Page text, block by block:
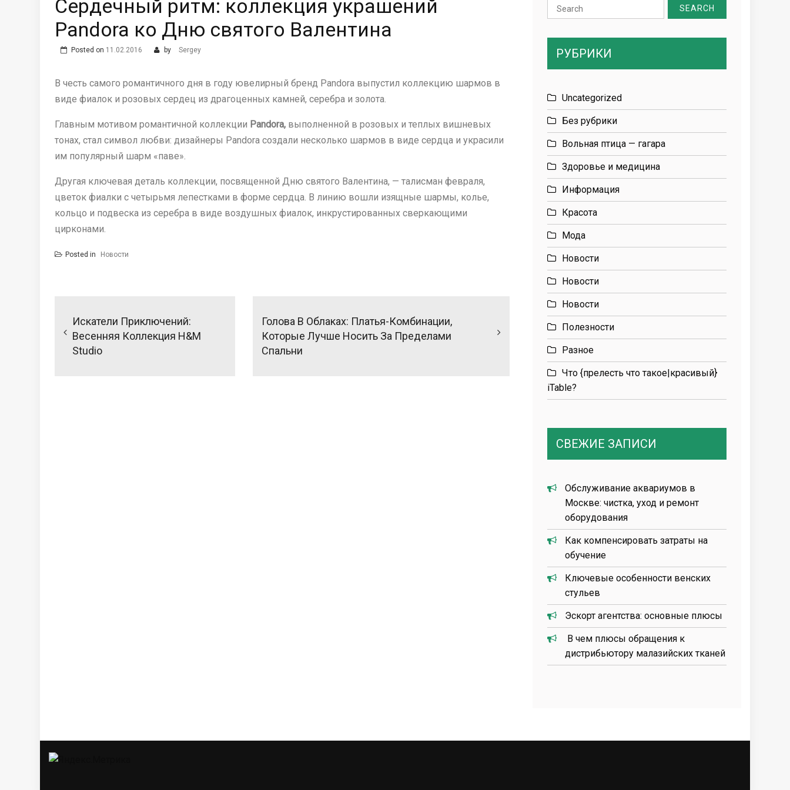
Сердечный ритм: коллекция украшений
Pandora ко Дню святого Валентина
Posted on 11.02.2016 by Sergey
В честь самого романтичного дня в году ювелирный бренд Pandora выпустил коллекцию шармов в
виде фиалок и розовых сердец из драгоценных камней, серебра и золота.
Главным мотивом романтичной коллекции Pandora, выполненной в розовых и теплых вишневых
тонах, стал символ любви: дизайнеры Pandora создали несколько шармов в виде сердца и украсили
им популярный шарм «паве».
Другая ключевая деталь коллекции, посвященной Дню святого Валентина, — талисман февраля,
цветок фиалки с четырьмя лепестками в форме сердца. В линию вошли изящные шармы, колье,
кольцо и подвеска из серебра в виде воздушных фиалок, инкрустированных сверкающими
цирконами.
Posted in Новости
записям
Искатели Приключений:
Весенняя Коллекция H&M
Studio
Голова В Облаках: Платья-Комбинации,
Которые Лучше Носить За Пределами
Спальни
Search
for:
РУБРИКИ
Uncategorized
Без рубрики
Вольная птица — гагара
Здоровье и медицина
Информация
Красота
Мода
Новости
Новости
Новости
Полезности
Разное
Что {прелесть что такое|красивый}
iTable?
СВЕЖИЕ ЗАПИСИ
Обслуживание аквариумов в
Москве: чистка, уход и ремонт
оборудования
Как компенсировать затраты на
обучение
Ключевые особенности венских
стульев
Эскорт агентства: основные плюсы
В чем плюсы обращения к
дистрибьютору малазийских тканей